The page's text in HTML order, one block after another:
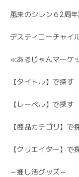
風来のシレン６2周
デスティニーチャイ
≪あるじゃんマーケ
【タイトル】で探す
【レーベル】で探す
【商品カテゴリ】で
【クリエイター】で
～推し活グッズ～